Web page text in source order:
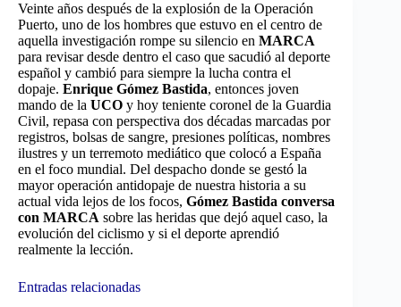
Veinte años después de la explosión de la Operación
Puerto, uno de los hombres que estuvo en el centro de
aquella investigación rompe su silencio en MARCA
para revisar desde dentro el caso que sacudió al deporte
español y cambió para siempre la lucha contra el
dopaje. Enrique Gómez Bastida, entonces joven
mando de la UCO y hoy teniente coronel de la Guardia
Civil, repasa con perspectiva dos décadas marcadas por
registros, bolsas de sangre, presiones políticas, nombres
ilustres y un terremoto mediático que colocó a España
en el foco mundial. Del despacho donde se gestó la
mayor operación antidopaje de nuestra historia a su
actual vida lejos de los focos, Gómez Bastida conversa
con MARCA sobre las heridas que dejó aquel caso, la
evolución del ciclismo y si el deporte aprendió
realmente la lección.
Entradas relacionadas